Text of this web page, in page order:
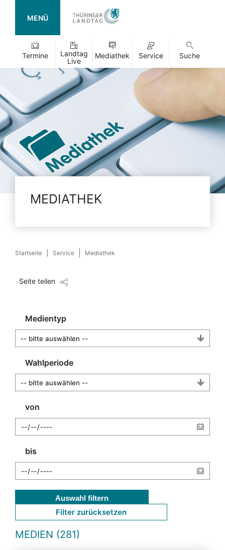
MENÜ
Termine
Landtag
Live
Mediathek Service Suche
MEDIATHEK
Startseite Service Mediathek
Seite teilen
Medientyp
Wahlperiode
von
bis
Auswahl filtern
Filter zurücksetzen
MEDIEN (281)